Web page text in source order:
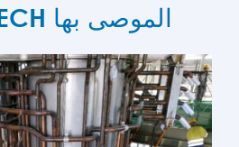
CHNZBTECH الموصى بها